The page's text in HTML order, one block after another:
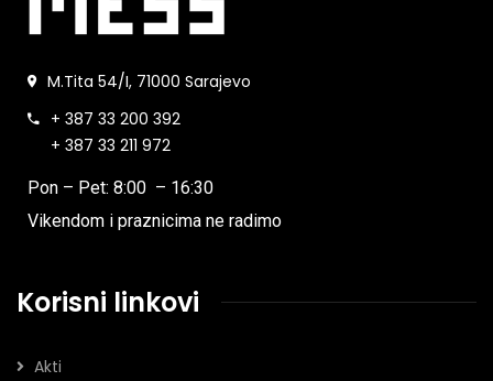
M.Tita 54/I, 71000 Sarajevo
+ 387 33 200 392
+ 387 33 211 972
Pon – Pet: 8:00 – 16:30
Vikendom i praznicima ne radimo
Korisni linkovi
Akti